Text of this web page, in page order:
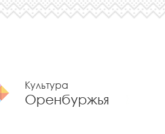
Культура
Оренбуржья